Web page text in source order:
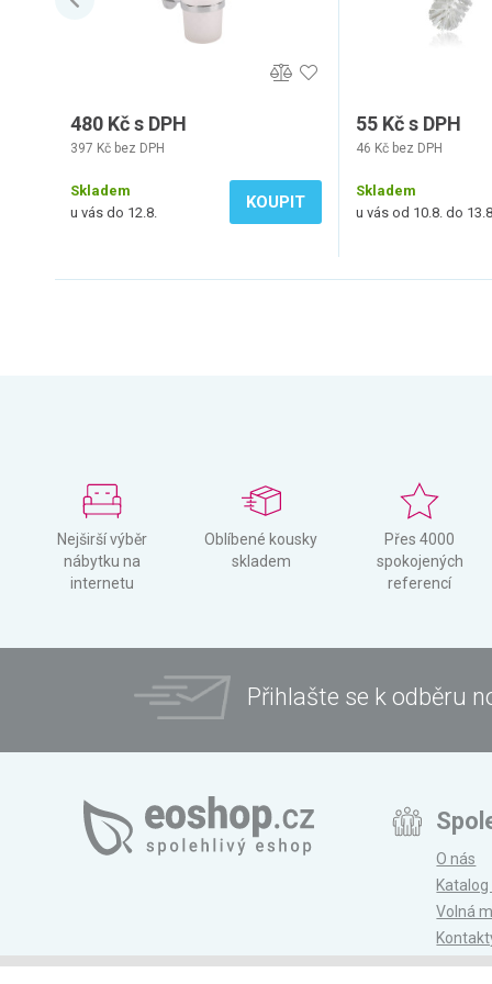
480 Kč s DPH
397 Kč bez DPH
Skladem
u vás do 12.8.
KOUPIT
55 Kč s DPH
46 Kč bez DPH
Skladem
u vás od 10.8. do
Nejširší výběr
nábytku na
internetu
Oblíbené kousky
skladem
Přes 4000
spokojených
referencí
Přihlašte se k odběru
O nás
Volná